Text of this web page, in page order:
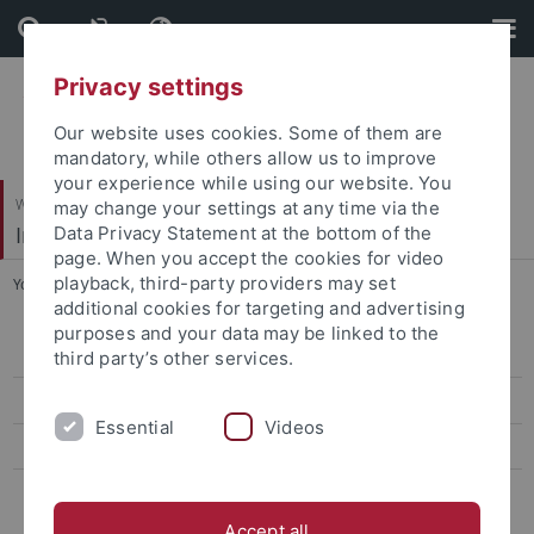
Skip
to
content
Skip
to
footer
Wirtschafts- und Sozialwissenschaftliche Fakultät
Institut für Erziehungswissenschaft
You are here: Startseite ... Doktorand*innen
Personal
Forschung
Privacy settings
Our website uses cookies. Some of them are
mandatory, while others allow us to improve
your experience while using our website. You
may change your settings at any time via the
Data Privacy Statement at the bottom of the
page. When you accept the cookies for video
playback, third-party providers may set
additional cookies for targeting and advertising
purposes and your data may be linked to the
third party’s other services.
Essential Videos